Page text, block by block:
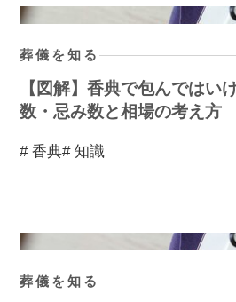
葬儀を知る
【図解】香典で包んではい
数・忌み数と相場の考え方
# 香典# 知識
葬儀を知る